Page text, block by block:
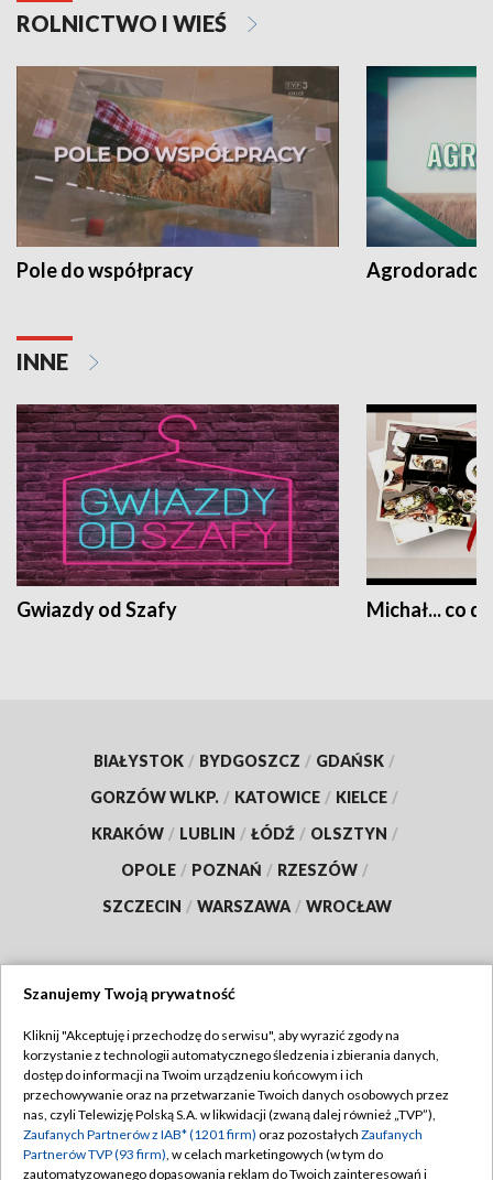
ROLNICTWO I WIEŚ
Pole do współpracy Agrodoradcy
INNE
Gwiazdy od Szafy Michał... co
BIAŁYSTOK / BYDGOSZCZ / GDAŃSK /
GORZÓW WLKP. / KATOWICE / KIELCE /
KRAKÓW / LUBLIN / ŁÓDŹ / OLSZTYN /
OPOLE / POZNAŃ / RZESZÓW /
SZCZECIN / WARSZAWA / WROCŁAW
TVP
Abonament TVP
Emisja w TVP
Centrum informacji TVP
Regulamin TVP
Polityka prywatności
Moje zgody
Szanujemy Twoją prywatność
Kliknij "Akceptuję i przechodzę do serwisu", aby wyrazić zgody na
korzystanie z technologii automatycznego śledzenia i zbierania danych,
dostęp do informacji na Twoim urządzeniu końcowym i ich
przechowywanie oraz na przetwarzanie Twoich danych osobowych przez
nas, czyli Telewizję Polską S.A. w likwidacji (zwaną dalej również „TVP”),
Zaufanych Partnerów z IAB* (1201 firm) oraz pozostałych Zaufanych
Partnerów TVP (93 firm), w celach marketingowych (w tym do
zautomatyzowanego dopasowania reklam do Twoich zainteresowań i